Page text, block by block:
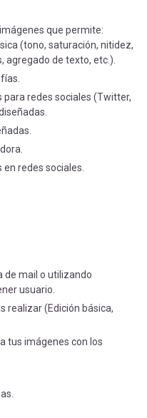
que permite:
(tono, saturación, nitidez,
agregado de texto, etc.).
redes sociales (Twitter,
redes sociales.
de mail o utilizando
usuario.
realizar (Edición básica,
tus imágenes con los